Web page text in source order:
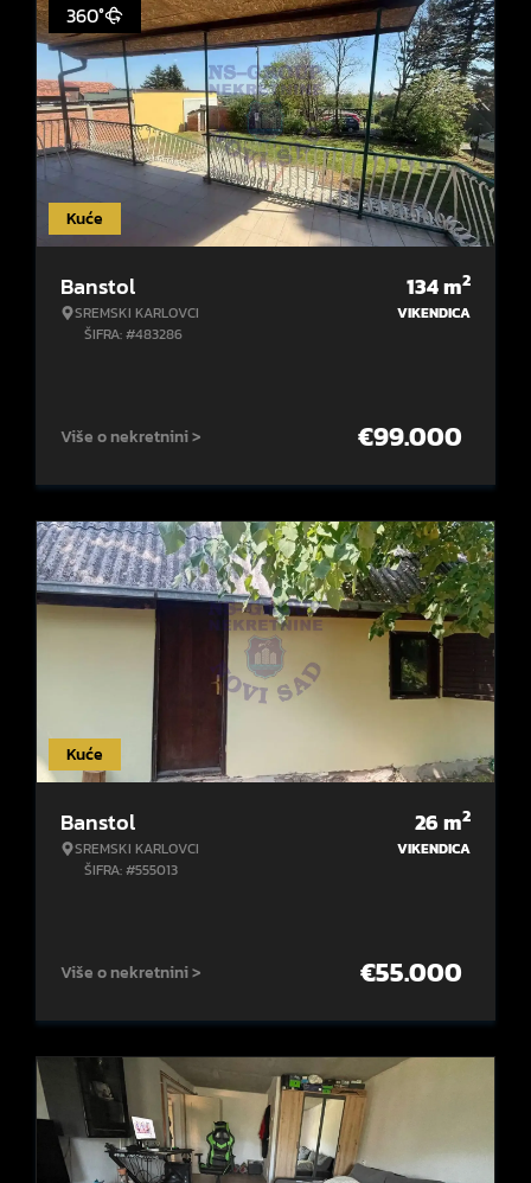
Kuće
360°
Banstol
SREMSKI KARLOVCI
ŠIFRA: #483286
134m2
VIKENDICA
Više o nekretnini > €99.000
Kuće
Banstol
SREMSKI KARLOVCI
ŠIFRA: #555013
26m2
VIKENDICA
Više o nekretnini > €55.000